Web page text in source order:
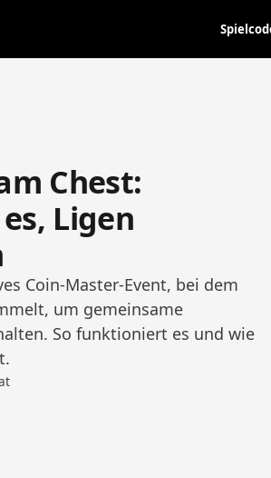
Chest:
Ligen
Coin-Master-Event, bei dem
um gemeinsame
So funktioniert es und wie